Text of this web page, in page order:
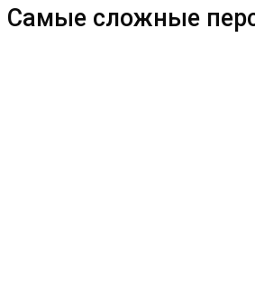
Самые сложные